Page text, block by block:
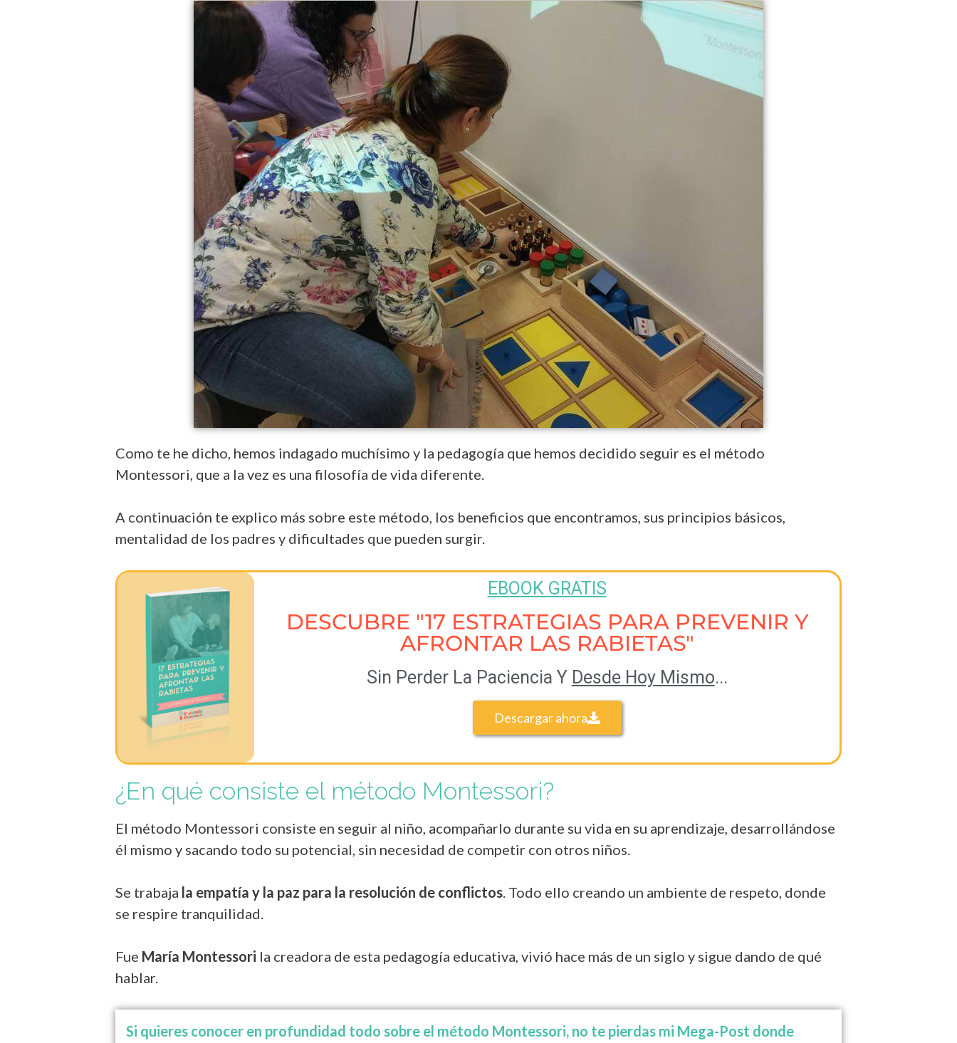
Como te he dicho, hemos indagado muchísimo y la pedagogía que hemos decidido seguir es el método
Montessori, que a la vez es una filosofía de vida diferente.
A continuación te explico más sobre este método, los beneficios que encontramos, sus principios básicos,
mentalidad de los padres y dificultades que pueden surgir.
EBOOK GRATIS
DESCUBRE "17 ESTRATEGIAS PARA PREVENIR Y
AFRONTAR LAS RABIETAS"
Sin Perder La Paciencia Y Desde Hoy Mismo...
Descargar ahora
¿En qué consiste el método Montessori?
El método Montessori consiste en seguir al niño, acompañarlo durante su vida en su aprendizaje, desarrollándose
él mismo y sacando todo su potencial, sin necesidad de competir con otros niños.
Se trabaja la empatía y la paz para la resolución de conflictos. Todo ello creando un ambiente de respeto, donde
se respire tranquilidad.
Fue María Montessori la creadora de esta pedagogía educativa, vivió hace más de un siglo y sigue dando de qué
hablar.
Si quieres conocer en profundidad todo sobre el método Montessori, no te pierdas mi Mega-Post donde